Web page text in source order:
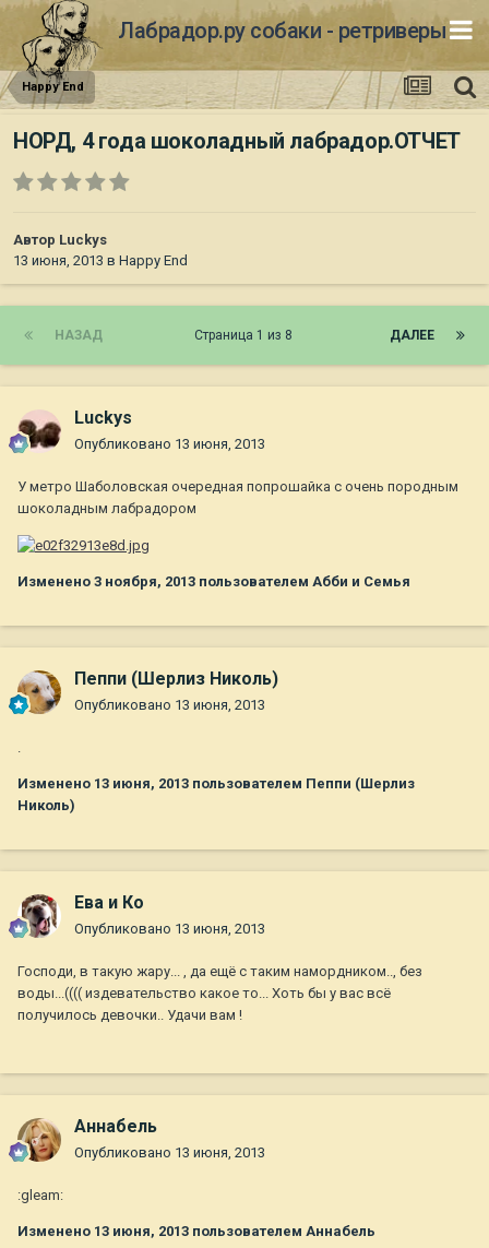
Лабрадор.ру собаки - ретриверы
Happy End
НОРД, 4 года шоколадный лабрадор.ОТЧЕТ
Автор Luckys
13 июня, 2013 в Happy End
НАЗАД ДАЛЕЕ
Страница 1 из 8
Luckys
Опубликовано 13 июня, 2013
У метро Шаболовская очередная попрошайка с очень породным
шоколадным лабрадором
Изменено 3 ноября, 2013 пользователем Абби и Семья
Пеппи (Шерлиз Николь)
Опубликовано 13 июня, 2013
.
Изменено 13 июня, 2013 пользователем Пеппи (Шерлиз
Николь)
Ева и Ко
Опубликовано 13 июня, 2013
Господи, в такую жару... , да ещё с таким намордником.., без
воды...(((( издевательство какое то... Хоть бы у вас всё
получилось девочки.. Удачи вам !
Aннaбель
Опубликовано 13 июня, 2013
:gleam:
Изменено 13 июня, 2013 пользователем Aннaбель